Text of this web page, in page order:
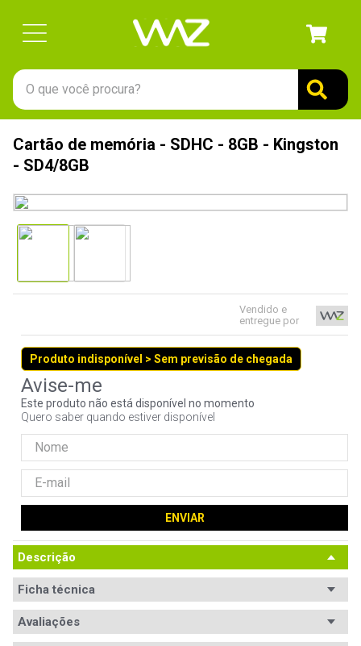
O que você procura?
Cartão de memória - SDHC - 8GB - Kingston
- SD4/8GB
Vendido e
entregue por
Produto indisponível > Sem previsão de chegada
Este produto não está disponível no momento
Quero saber quando estiver disponível
ENVIAR
Descrição
Ficha técnica
Avaliações
gabinete
3º
teclado
6º
mouse
8º
controle
10º jonsbo